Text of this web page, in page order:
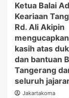
Ketua Balai
Keariaan
Rd. Ali Akipin
kasih atas
dan bantuan
Tangerang
seluruh
Jakartakoma